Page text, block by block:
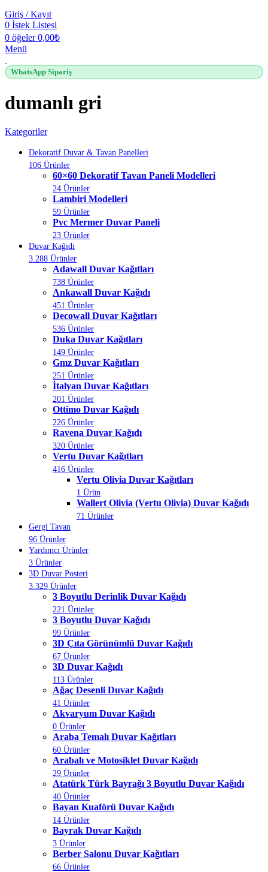
Giriş / Kayıt
0 İstek Listesi
0 öğeler 0,00₺
Menü
WhatsApp Sipariş
dumanlı gri
Kategoriler
Dekoratif Duvar & Tavan Panelleri
106 Ürünler
60×60 Dekoratif Tavan Paneli Modelleri
24 Ürünler
Lambiri Modelleri
59 Ürünler
Pvc Mermer Duvar Paneli
23 Ürünler
Duvar Kağıdı
3.288 Ürünler
Adawall Duvar Kağıtları
738 Ürünler
Ankawall Duvar Kağıdı
451 Ürünler
Decowall Duvar Kağıtları
536 Ürünler
Duka Duvar Kağıtları
149 Ürünler
Gmz Duvar Kağıtları
251 Ürünler
İtalyan Duvar Kağıtları
201 Ürünler
Ottimo Duvar Kağıdı
226 Ürünler
Ravena Duvar Kağıdı
320 Ürünler
Vertu Duvar Kağıtları
416 Ürünler
Vertu Olivia Duvar Kağıtları
1 Ürün
Wallert Olivia (Vertu Olivia) Duvar Kağıdı
71 Ürünler
Gergi Tavan
96 Ürünler
Yardımcı Ürünler
3 Ürünler
3D Duvar Posteri
3.329 Ürünler
3 Boyutlu Derinlik Duvar Kağıdı
221 Ürünler
3 Boyutlu Duvar Kağıdı
99 Ürünler
3D Çıta Görünümlü Duvar Kağıdı
67 Ürünler
3D Duvar Kağıdı
113 Ürünler
Ağaç Desenli Duvar Kağıdı
41 Ürünler
Akvaryum Duvar Kağıdı
0 Ürünler
Araba Temalı Duvar Kağıtları
60 Ürünler
Arabalı ve Motosiklet Duvar Kağıdı
29 Ürünler
Atatürk Türk Bayrağı 3 Boyutlu Duvar Kağıdı
40 Ürünler
Bayan Kuaförü Duvar Kağıdı
14 Ürünler
Bayrak Duvar Kağıdı
3 Ürünler
Berber Salonu Duvar Kağıtları
66 Ürünler